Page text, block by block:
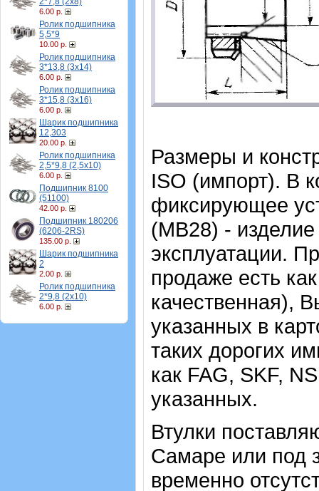
6.00 р.
Ролик подшипника
5,5*9
10.00 р.
Ролик подшипника
3*13,8 (3х14)
6.00 р.
Ролик подшипника
3*15,8 (3х16)
6.00 р.
Шарик подшипника
12,303
20.00 р.
Ролик подшипника
2,5*9,8 (2,5х10)
6.00 р.
Подшипник 8100
(51100)
42.00 р.
Подшипник 180206
(6206-2RS)
135.00 р.
Шарик подшипника
2
2.00 р.
Ролик подшипника
2*9,8 (2х10)
6.00 р.
Размеры и
ISO (импорт). В
фиксирующее
(MB28) - изделие
эксплуатации.
продаже есть
качественная),
указанных в
таких дорогих
как FAG, SKF,
указанных.
Втулки
Самаре или под
временно